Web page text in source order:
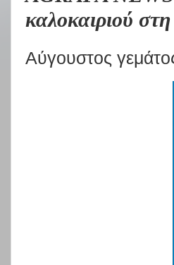
καλοκαιριού
Αύγουστος